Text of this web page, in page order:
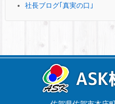
社長ブログ｢真実の口｣